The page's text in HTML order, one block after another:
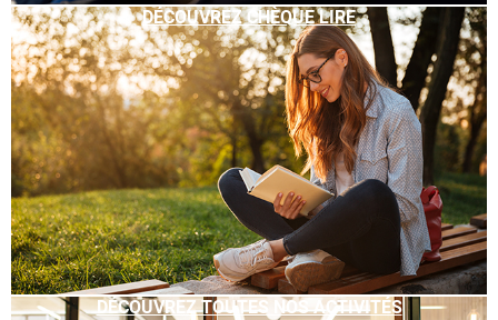
DÉCOUVREZ CHÈQUE LIRE
DÉCOUVREZ TOUTES NOS ACTIVITÉS